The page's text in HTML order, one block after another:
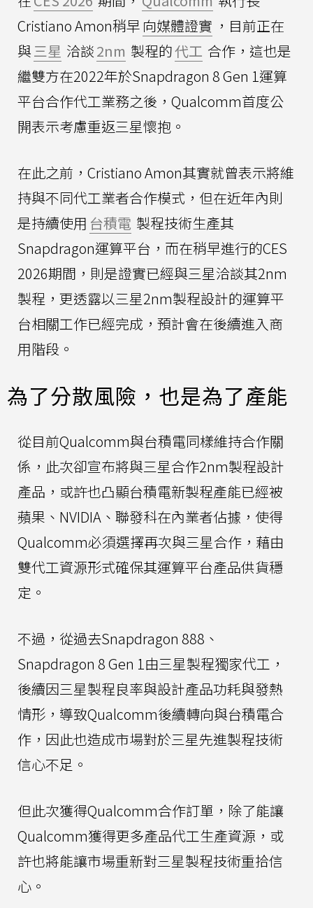
Cristiano Amon稍早 向媒體證實 ，目前正在
與三星 洽談2nm 製程的代工 合作，這也是
繼雙方在2022年於Snapdragon 8 Gen 1運算
平台合作代工業務之後，Qualcomm首度公
開表示考慮重返三星懷抱。
在此之前，Cristiano Amon其實就曾表示將維
持與不同代工業者合作模式，但在近年內則
是持續使用 台積電 製程技術生產其
Snapdragon運算平台，而在稍早進行的CES
2026期間，則是證實已經與三星洽談其2nm
製程，更透露以三星2nm製程設計的運算平
台相關工作已經完成，預計會在後續進入商
用階段。
為了分散風險，也是為了產能
從目前Qualcomm與台積電同樣維持合作關
係，此次卻宣布將與三星合作2nm製程設計
產品，或許也凸顯台積電新製程產能已經被
蘋果、NVIDIA、聯發科在內業者佔據，使得
Qualcomm必須選擇再次與三星合作，藉由
雙代工資源形式確保其運算平台產品供貨穩
定。
不過，從過去Snapdragon 888、
Snapdragon 8 Gen 1由三星製程獨家代工，
後續因三星製程良率與設計產品功耗與發熱
情形，導致Qualcomm後續轉向與台積電合
作，因此也造成市場對於三星先進製程技術
信心不足。
但此次獲得Qualcomm合作訂單，除了能讓
Qualcomm獲得更多產品代工生產資源，或
許也將能讓市場重新對三星製程技術重拾信
心。